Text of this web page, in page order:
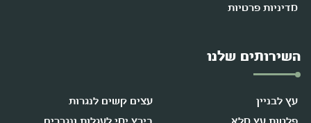
מדיניות פרטיות
השירותים שלנו
עץ לבניין
עצים קשים לנגרות